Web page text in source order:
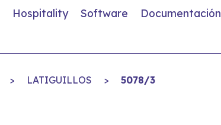
Hospitality Software Documentación
> LATIGUILLOS > 5078/3